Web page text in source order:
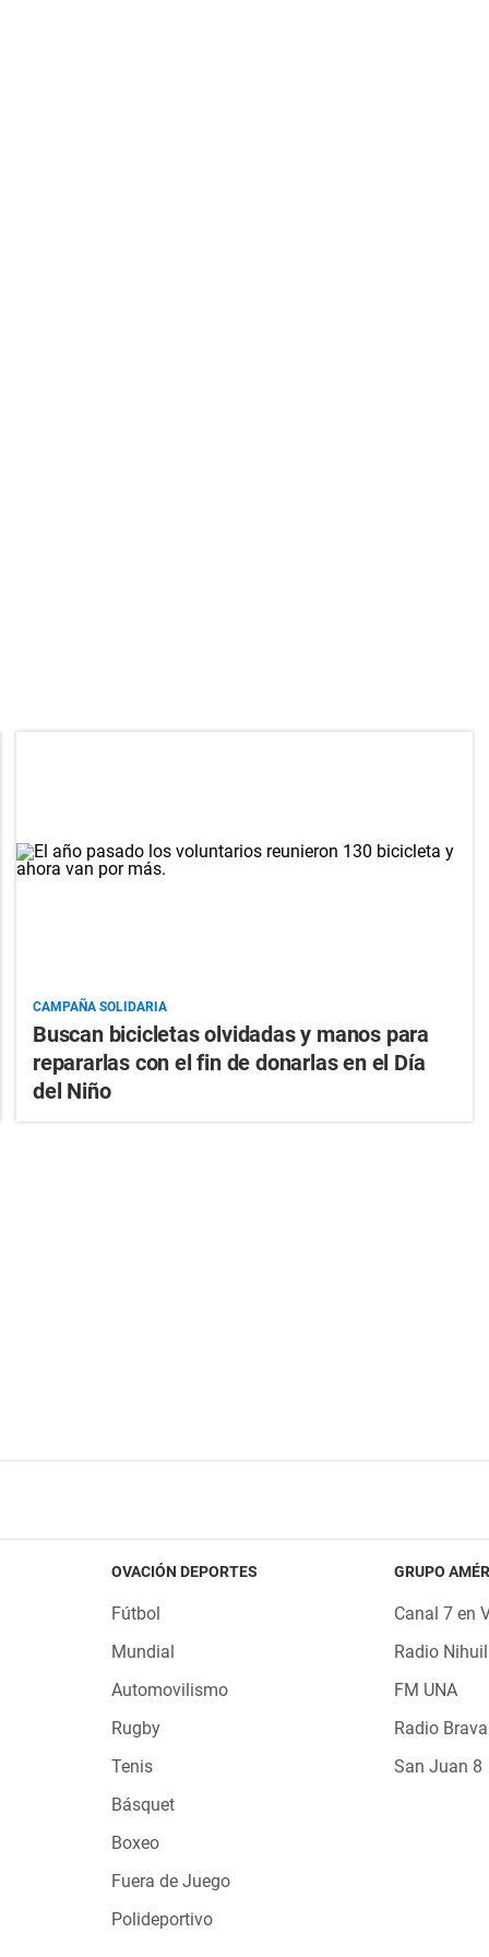
CAMPAÑA SOLIDARIA
Buscan bicicletas olvidadas y manos para
repararlas con el fin de donarlas en el Día
del Niño
OVACIÓN DEPORTES
Fútbol
Mundial
Automovilismo
Rugby
Tenis
Básquet
Boxeo
Fuera de Juego
Polideportivo
GRUPO
Canal 7 en
Radio Nihuil
FM UNA
Radio Brava
San Juan 8